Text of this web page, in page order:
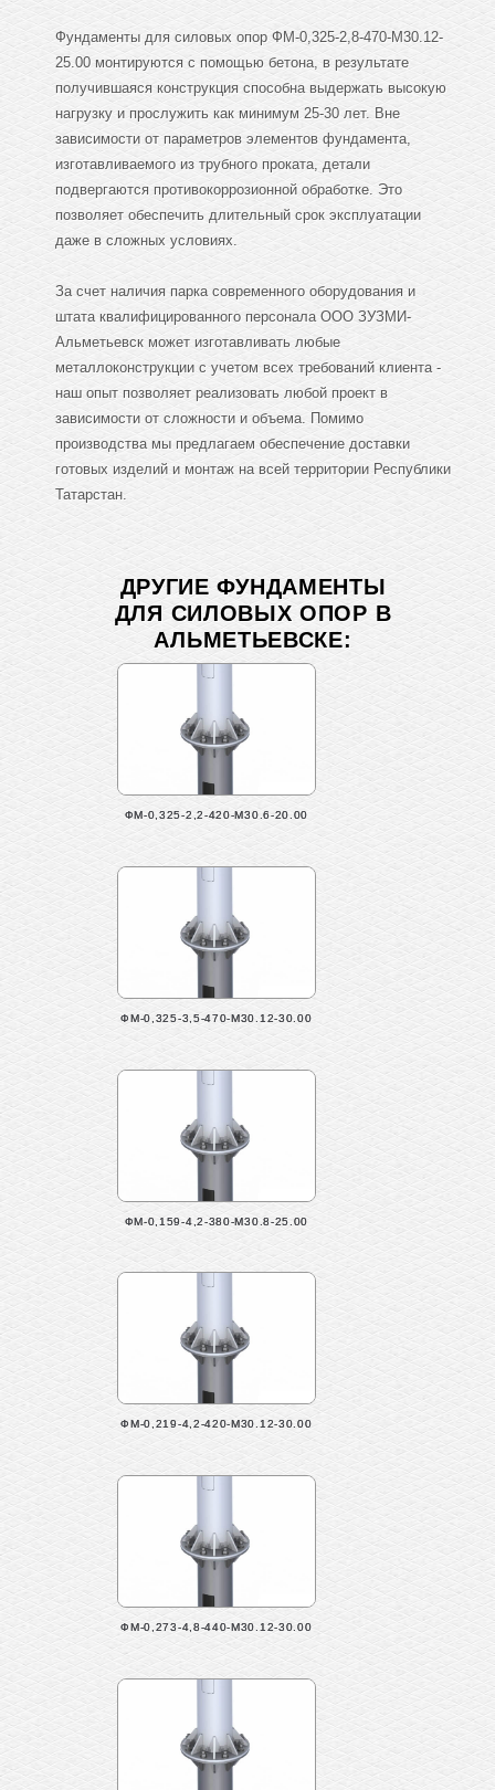
Фундаменты для силовых опор ФМ-0,325-2,8-470-М30.12-
25.00 монтируются с помощью бетона, в результате
получившаяся конструкция способна выдержать высокую
нагрузку и прослужить как минимум 25-30 лет. Вне
зависимости от параметров элементов фундамента,
изготавливаемого из трубного проката, детали
подвергаются противокоррозионной обработке. Это
позволяет обеспечить длительный срок эксплуатации
даже в сложных условиях.
За счет наличия парка современного оборудования и
штата квалифицированного персонала ООО ЗУЗМИ-
Альметьевск может изготавливать любые
металлоконструкции с учетом всех требований клиента -
наш опыт позволяет реализовать любой проект в
зависимости от сложности и объема. Помимо
производства мы предлагаем обеспечение доставки
готовых изделий и монтаж на всей территории Республики
Татарстан.
ДРУГИЕ ФУНДАМЕНТЫ
ДЛЯ СИЛОВЫХ ОПОР В
АЛЬМЕТЬЕВСКЕ:
ФМ-0,325-2,2-420-М30.6-20.00
ФМ-0,325-3,5-470-М30.12-30.00
ФМ-0,159-4,2-380-М30.8-25.00
ФМ-0,219-4,2-420-М30.12-30.00
ФМ-0,273-4,8-440-М30.12-30.00